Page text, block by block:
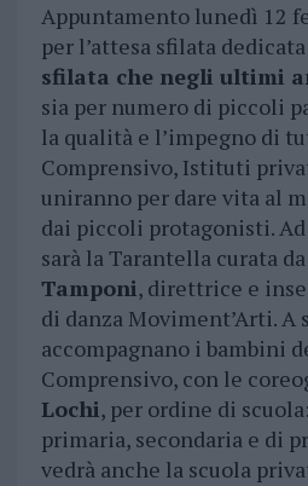
Appuntamento lunedì 12
per l’attesa sfilata
sfilata che negli ultimi
sia per numero di piccoli
la qualità e l’impegno di
Comprensivo, Istituti
uniranno per dare vita al
dai piccoli protagonisti.
sarà la Tarantella curata da
Tamponi, direttrice e
di danza Moviment’Arti. A
accompagnano i bambini
Comprensivo, con le
Lochi, per ordine di
primaria, secondaria e di
vedrà anche la scuola